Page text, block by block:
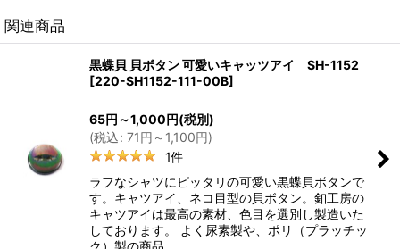
関連商品
黒蝶貝 貝ボタン 可愛いキャッツアイ SH-1152
[220-SH1152-111-00B]
65円 ～1,000円(税別)
(税込: 71円 ～1,100円)
1件
ラフなシャツにピッタリの可愛い黒蝶貝ボタンで
す。キャツアイ、ネコ目型の貝ボタン。釦工房の
キャツアイは最高の素材、色目を選別し製造いた
しております。 よく尿素製や、ポリ（プラッチッ
ク）製の商品…